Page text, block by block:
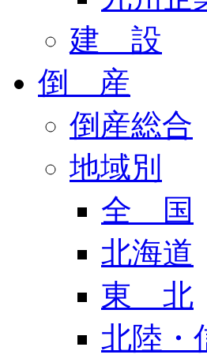
建 設
倒 産
倒産総合
地域別
全 国
北海道
東 北
北陸・